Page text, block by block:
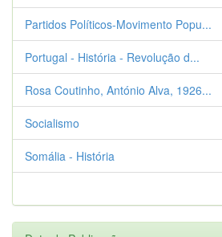
Partidos Políticos-Movimento Popu...
Portugal - História - Revolução d...
Rosa Coutinho, António Alva, 1926...
Socialismo
Somália - História